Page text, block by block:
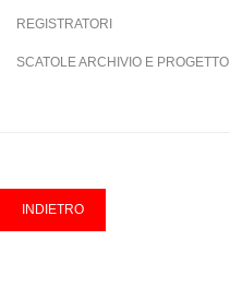
REGISTRATORI
SCATOLE ARCHIVIO E PROGETTO